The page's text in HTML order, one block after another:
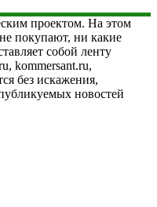
проектом. На этом
покупают, ни какие
собой ленту
kommersant.ru,
без искажения,
новостей